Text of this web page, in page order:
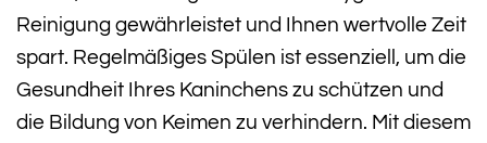
Reinigung gewährleistet und Ihnen wertvolle Zeit
spart. Regelmäßiges Spülen ist essenziell, um die
Gesundheit Ihres Kaninchens zu schützen und
die Bildung von Keimen zu verhindern. Mit diesem